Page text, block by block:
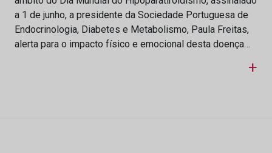
a 1 de junho, a presidente da Sociedade Portuguesa de
Endocrinologia, Diabetes e Metabolismo, Paula Freitas,
alerta para o impacto físico e emocional desta doença…
+